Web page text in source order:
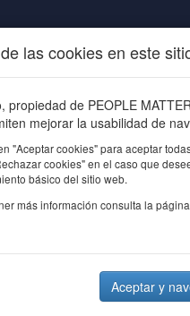
ÚNETE CONTACTO
las cookies en este
propiedad de PEOPLE
mejorar la usabilidad de
"Aceptar cookies" para aceptar
cookies" en el caso que
básico del sitio web.
más información consulta la
Aceptar y